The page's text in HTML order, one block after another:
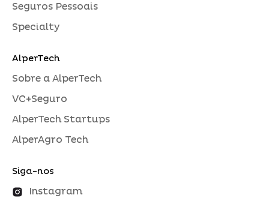
Seguros Pessoais
Specialty
AlperTech
Sobre a AlperTech
VC+Seguro
AlperTech Startups
AlperAgro Tech
Siga-nos
Instagram